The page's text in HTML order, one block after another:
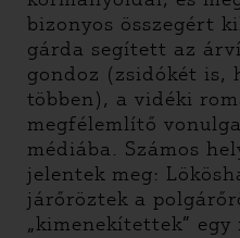
bizonyos összegért
gárda segített az
gondoz (zsidókét is,
többen), a vidéki
megfélemlítő
médiába. Számos
jelentek meg:
járőröztek a
„kimenekítettek”